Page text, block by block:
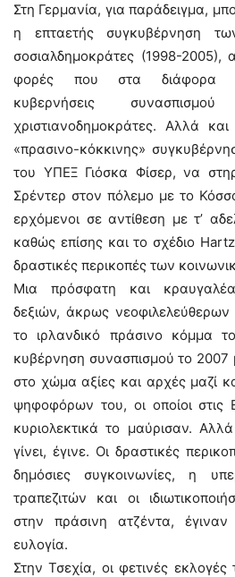
Στη Γερμανία, για παράδειγμα,
η επταετής συγκυβέρνηση
σοσιαλδημοκράτες (1998-2005),
φορές που στα διάφορα
κυβερνήσεις
χριστιανοδημοκράτες. Αλλά
«πρασινο-κόκκινης»
του ΥΠΕΞ Γιόσκα Φίσερ, να
Σρέντερ στον πόλεμο με το
ερχόμενοι σε αντίθεση με τ’
καθώς επίσης και το σχέδιο
δραστικές περικοπές των
Μια πρόσφατη και
δεξιών, άκρως νεοφιλελεύθερων
το ιρλανδικό πράσινο κόμμα
κυβέρνηση συνασπισμού το 2007
στο χώμα αξίες και αρχές μαζί
ψηφοφόρων του, οι οποίοι
κυριολεκτικά το μαύρισαν.
γίνει, έγινε. Οι δραστικές
δημόσιες συγκοινωνίες, η
τραπεζιτών και οι
στην πράσινη ατζέντα,
ευλογία.
Στην Τσεχία, οι φετινές